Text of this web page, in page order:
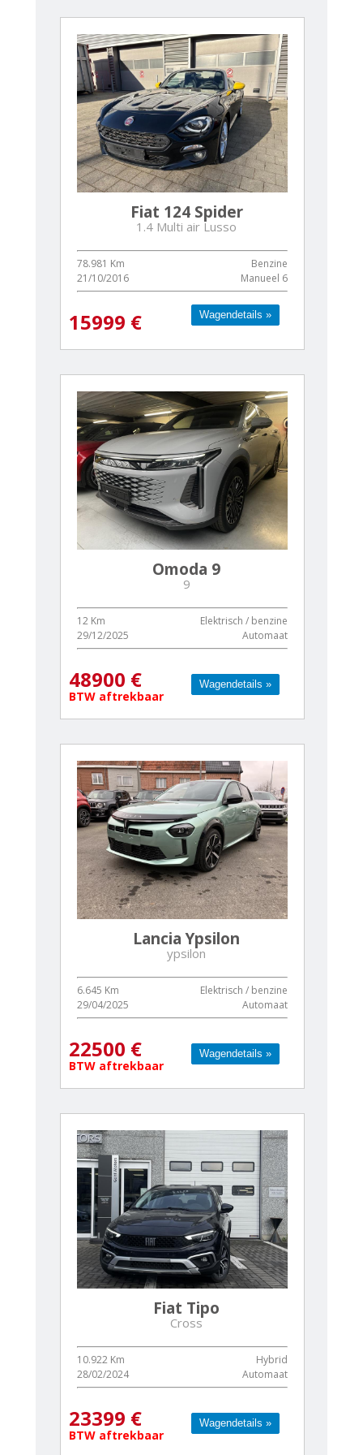
Wagendetails »
Fiat 124 Spider
1.4 Multi air Lusso
78.981 Km
Benzine
21/10/2016
Manueel 6
15999 € Wagendetails »
Wagendetails »
Omoda 9
9
12 Km
Elektrisch / benzine
29/12/2025
Automaat
48900 €
BTW aftrekbaar
Wagendetails »
Wagendetails »
Lancia Ypsilon
ypsilon
6.645 Km
Elektrisch / benzine
29/04/2025
Automaat
22500 €
BTW aftrekbaar
Wagendetails »
Wagendetails »
Fiat Tipo
Cross
10.922 Km
Hybrid
28/02/2024
Automaat
23399 €
BTW aftrekbaar
Wagendetails »